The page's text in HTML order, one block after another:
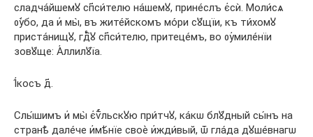
сладча́йшемꙋ сп҃си́телю на́шемꙋ, прине́слъ є҆сѝ. Моли́сѧ
ᲂу҆̀бо, да и҆ мы̀, въ жите́йскомъ мо́ри сꙋ́щїи, къ ти́хомꙋ
приста́нищꙋ, гдⷭ҇ꙋ сп҃си́телю, притеце́мъ, во ᲂу҆миле́нїи
зовꙋ́ще: А҆ллилꙋ́їа.
І҆́косъ д҃.
Слы́шимъ и҆ мы̀ є҆ѵⷢ҇льскꙋю при́тчꙋ, ка́кѡ блꙋ́дный сы́нъ на
странѣ̀ дале́че и҆мѣ́нїе своѐ и҆жди́вый, ѿ гла́да дꙋше́внагѡ